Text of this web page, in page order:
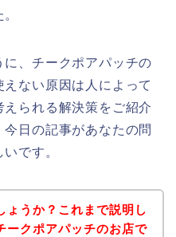
、チークポアパッチの
ない原因は人によって
られる解決策をご紹介
日の記事があなたの問
です。
ょうか？これまで説明し
ークポアパッチのお店で